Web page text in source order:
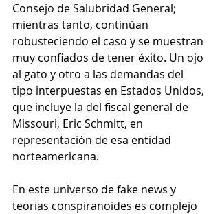
Consejo de Salubridad General;
mientras tanto, continúan
robusteciendo el caso y se muestran
muy confiados de tener éxito. Un ojo
al gato y otro a las demandas del
tipo interpuestas en Estados Unidos,
que incluye la del fiscal general de
Missouri, Eric Schmitt, en
representación de esa entidad
norteamericana.
En este universo de fake news y
teorías conspiranoides es complejo